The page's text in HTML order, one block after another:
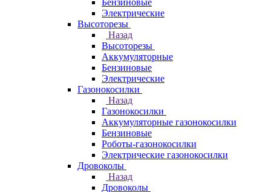
Бензиновые
Электрические
Высоторезы
Назад
Высоторезы
Аккумуляторные
Бензиновые
Электрические
Газонокосилки
Назад
Газонокосилки
Аккумуляторные газонокосилки
Бензиновые
Роботы-газонокосилки
Электрические газонокосилки
Дровоколы
Назад
Дровоколы